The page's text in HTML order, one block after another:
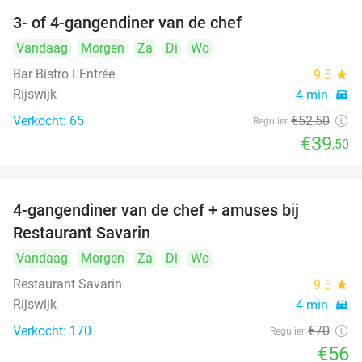
3- of 4-gangendiner van de chef
Vandaag Morgen Za Di
Wo
Bar Bistro L'Entrée
9.5 star
Rijswijk 4 min. directions_car
Verkocht: 65 Regulier €52,50
€39,50
4-gangendiner van de chef + amuses bij
Restaurant Savarin
Vandaag Morgen Za Di
Wo
Restaurant Savarin
9.5 star
Rijswijk 4 min. directions_car
Verkocht: 170 Regulier €70
€56